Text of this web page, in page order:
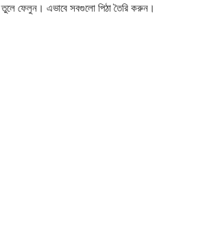
তুলে ফেলুন। এভাবে সবগুলো পিঠা তৈরি করুন।